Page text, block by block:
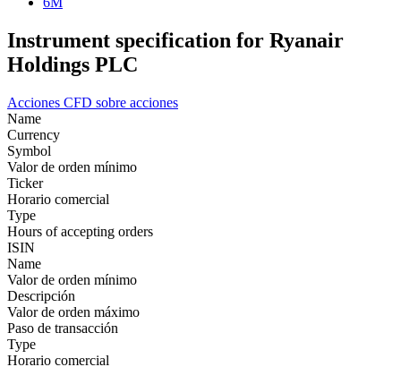
Instrument specification for Ryanair
Holdings PLC
Acciones CFD sobre acciones
Name
Currency
Symbol
Valor de orden mínimo
Ticker
Horario comercial
Type
Hours of accepting orders
ISIN
Name
Valor de orden mínimo
Descripción
Valor de orden máximo
Paso de transacción
Type
Horario comercial